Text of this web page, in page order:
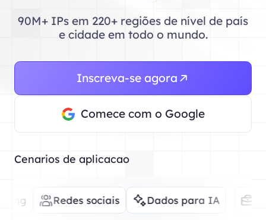
90M+ IPs em 220+ regiões de nível de país
e cidade em todo o mundo.
Inscreva-se agora
Comece com o Google
Cenarios de aplicacao
Redes sociais Dados para IA E-